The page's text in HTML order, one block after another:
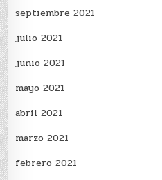
septiembre 2021
julio 2021
junio 2021
mayo 2021
abril 2021
marzo 2021
febrero 2021